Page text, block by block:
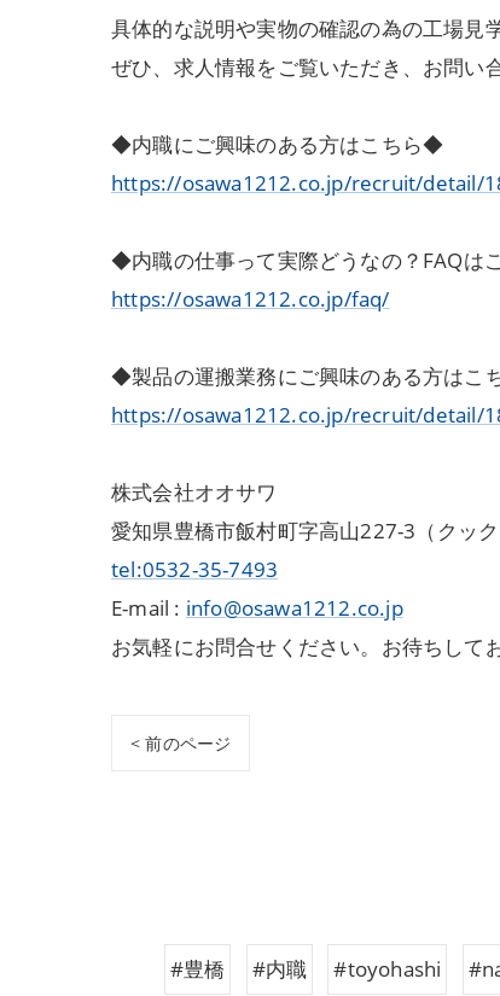
具体的な説明や実物の確認の為の工場見
ぜひ、求人情報をご覧いただき、お問い
◆内職にご興味のある方はこちら◆
https://osawa1212.co.jp/recruit/detail/
◆内職の仕事って実際どうなの？FAQは
https://osawa1212.co.jp/faq/
◆製品の運搬業務にご興味のある方はこ
https://osawa1212.co.jp/recruit/detail/
株式会社オオサワ
愛知県豊橋市飯村町字高山227-3（クッ
tel:0532-35-7493
E-mail : info@osawa1212.co.jp
お気軽にお問合せください。お待ちして
< 前のページ
#豊橋 #内職 #toyohashi